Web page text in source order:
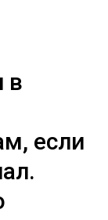
в
если